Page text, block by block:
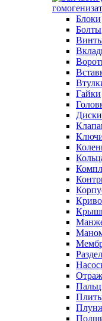
Блоки
Болты
Гайки
Диски